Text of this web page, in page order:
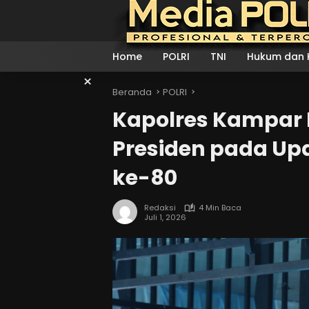
Home
POLRI TNI Hukum dan
× Beranda POLRI
Kapolres
Presiden pada
ke-80
Redaksi
4 Min Baca
Juli 1, 2026